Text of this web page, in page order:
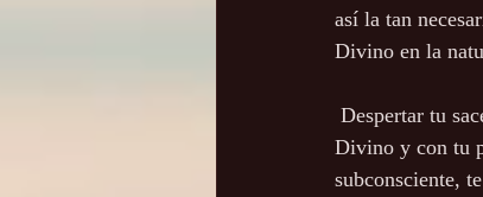
así la tan
Divino en la
Divino y con tu
subconsciente,